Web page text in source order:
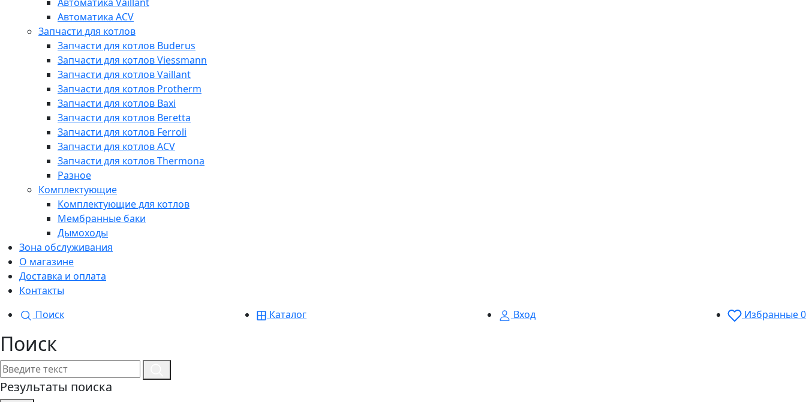
Автоматика Vaillant
Автоматика ACV
Запчасти для котлов
Запчасти для котлов Buderus
Запчасти для котлов Viessmann
Запчасти для котлов Vaillant
Запчасти для котлов Protherm
Запчасти для котлов Baxi
Запчасти для котлов Beretta
Запчасти для котлов Ferroli
Запчасти для котлов ACV
Запчасти для котлов Thermona
Разное
Комплектующие
Комплектующие для котлов
Мембранные баки
Дымоходы
Зона обслуживания
О магазине
Доставка и оплата
Контакты
Поиск
Каталог Вход Избранные0
Поиск
Результаты поиска